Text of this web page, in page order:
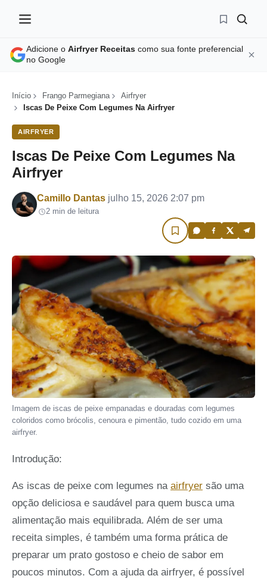
Adicione o Airfryer Receitas como sua fonte preferencial
no Google
Início Frango Parmegiana
Airfryer
Iscas De Peixe Com Legumes Na Airfryer
AIRFRYER
Iscas De Peixe Com Legumes Na
Airfryer
Por
Camillo Dantas julho 15, 2026 2:07 pm
2 min de leitura
Imagem de iscas de peixe empanadas e douradas com legumes
coloridos como brócolis, cenoura e pimentão, tudo cozido em uma
airfryer.
Introdução:
As iscas de peixe com legumes na airfryer são uma
opção deliciosa e saudável para quem busca uma
alimentação mais equilibrada. Além de ser uma
receita simples, é também uma forma prática de
preparar um prato gostoso e cheio de sabor em
poucos minutos. Com a ajuda da airfryer, é possível